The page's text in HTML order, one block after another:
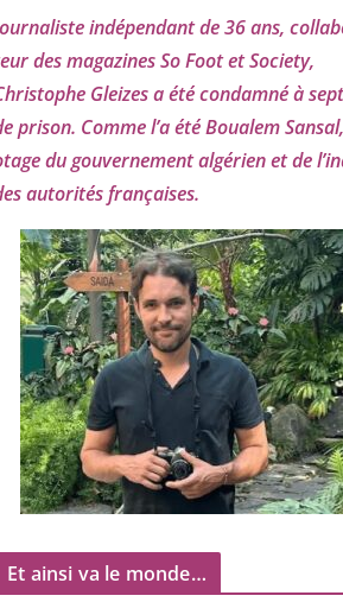
indé­pen­dant de36ans,
des maga­zines So Foot et Society,
Gleizesa été condam­né à
pri­son. Comme l’a été Boualem
du gou­ver­ne­ment algé­rien et de
auto­ri­tés françaises.
Et ainsi va le monde…